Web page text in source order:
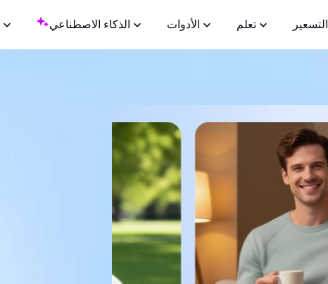
الذكاء الاصطناعي الأدوات تعلم التسعير